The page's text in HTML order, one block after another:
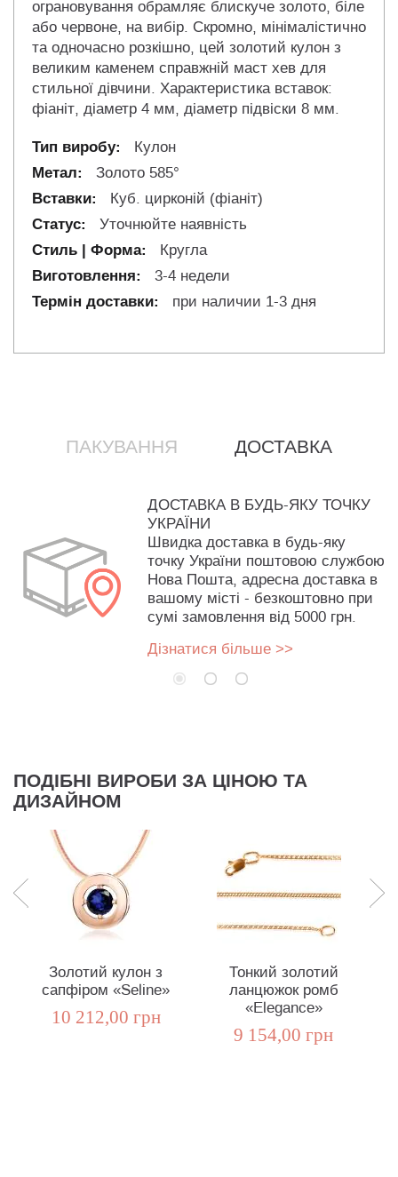
ограновування обрамляє блискуче золото, біле
або червоне, на вибір. Скромно, мінімалістично
та одночасно розкішно, цей золотий кулон з
великим каменем справжній маст хев для
стильної дівчини. Характеристика вставок:
фіаніт, діаметр 4 мм, діаметр підвіски 8 мм.
Кулон
Золото 585°
Куб. цирконій (фіаніт)
Уточнюйте наявність
Кругла
3-4 недели
при наличии 1-3 дня
ПАКУВАННЯ ДОСТАВКА
ДОСТАВКА В БУДЬ-ЯКУ ТОЧКУ
УКРАЇНИ
Швидка доставка в будь-яку
точку України поштовою службою
Нова Пошта, адресна доставка в
вашому місті - безкоштовно при
сумі замовлення від 5000 грн.
Дізнатися більше >>
ПОДІБНІ ВИРОБИ ЗА ЦІНОЮ ТА
ДИЗАЙНОМ
Золотий кулон з
сапфіром «Seline»
10 212,00 грн
Тонкий золотий
ланцюжок ромб
«Elegance»
9 154,00 грн